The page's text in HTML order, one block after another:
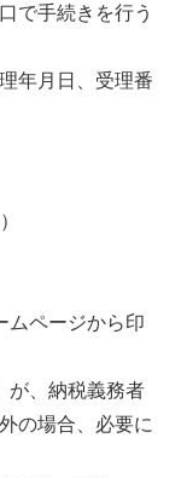
で手続きを行う
年月日、受理番
ムページから印
が、納税義務者
の場合、必要に